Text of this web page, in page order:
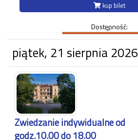
Strzelnica na Woli
kup bilet
Dostępność:
piątek, 21 sierpnia 2026
Zwiedzanie indywidualne od
godz.10.00 do 18.00